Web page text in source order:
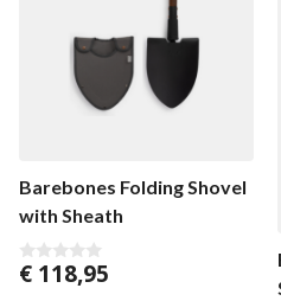
Barebones Folding Shovel
with Sheath
0
€ 118,95